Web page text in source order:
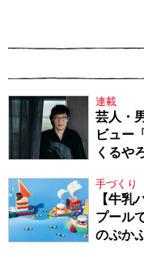
連載
芸人・
ビュー
くるや
手づくり
【牛乳
プール
のぷか